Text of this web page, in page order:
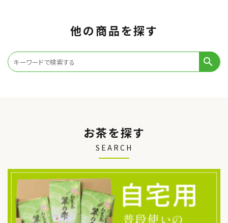
他の商品を探す
search
お茶を探す
SEARCH